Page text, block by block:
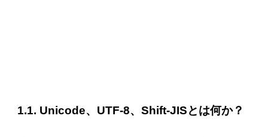
1.1. Unicode、UTF-8、Shift-JISとは何か？